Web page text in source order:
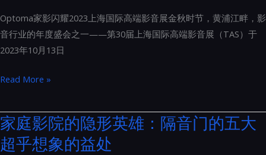
中
的
私
电
殿
堂
Optoma家影闪耀2023上海国际高端影音展金秋时节，黄浦江畔，影
音行业的年度盛会之一——第30届上海国际高端影音展（TAS）于
2023年10月13日
Optoma
影
闪
耀
Read More »
家庭影院的隐形英雄：隔音门的五大
超乎想象的益处